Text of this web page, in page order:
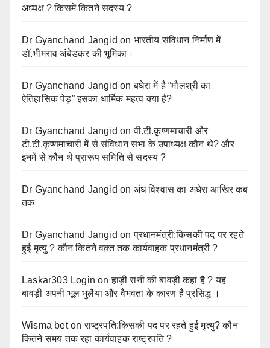
अध्यक्ष ? किसमें कितने सदस्य ?
Dr Gyanchand Jangid on भारतीय संविधान निर्माण में
डॉ.भीमराव अंबेडकर की भूमिका।
Dr Gyanchand Jangid onबघेरा में है “मौलश्री का
ऐतिहासिक पेड़” इसका धार्मिक महत्व क्या है?
Dr Gyanchand Jangid onवी.टी.कृष्णमाचारी और
टी.टी.कृष्णमाचारी में से संविधान सभा के उपाध्यक्ष कौन थे? और
इनमें से कौन थे प्रारूप समिति से सदस्य ?
Dr Gyanchand Jangid on अंध विश्वास का अधेरा आखिर कब
तक
Dr Gyanchand Jangid onप्रधानमंत्री:किसकी पद पर रहते
हुई मृत्यु ? कौन कितने वक़्त तक कार्यवाहक प्रधानमंत्री ?
Laskar303 Login onहाड़ी रानी की बावड़ी कहां है ? यह
बावड़ी अपनी भूल भुलैया और वैभवता के कारण है प्रसिद्ध ।
Wisma betonराष्ट्रपति:किसकी पद पर रहते हुई मृत्यु? कौन
कितने समय तक रहा कार्यवाहक राष्ट्रपति ?